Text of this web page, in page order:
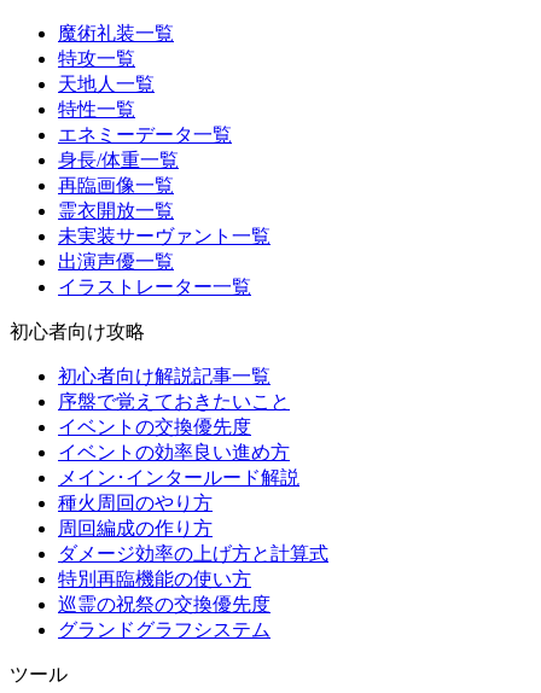
魔術礼装一覧
特攻一覧
天地人一覧
特性一覧
エネミーデータ一覧
身長/体重一覧
再臨画像一覧
霊衣開放一覧
未実装サーヴァント一覧
出演声優一覧
イラストレーター一覧
初心者向け攻略
初心者向け解説記事一覧
序盤で覚えておきたいこと
イベントの交換優先度
イベントの効率良い進め方
メイン･インタールード解説
種火周回のやり方
周回編成の作り方
ダメージ効率の上げ方と計算式
特別再臨機能の使い方
巡霊の祝祭の交換優先度
グランドグラフシステム
ツール